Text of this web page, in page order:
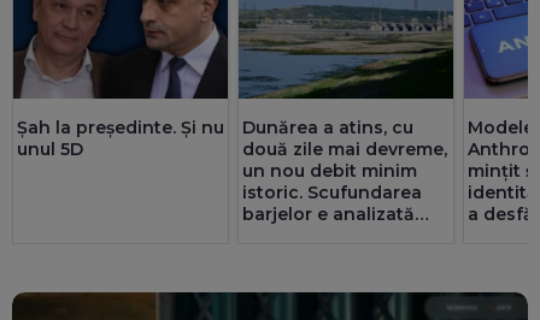
Șah la președinte. Și nu
unul 5D
Dunărea a atins, cu
două zile mai devreme,
un nou debit minim
istoric. Scufundarea
barjelor e analizată
mințit
a